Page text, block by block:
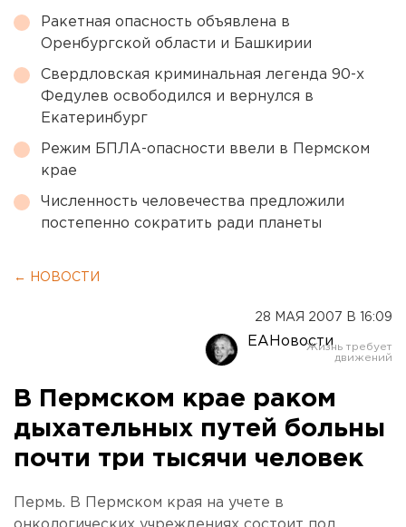
Ракетная опасность объявлена в
Оренбургской области и Башкирии
Свердловская криминальная легенда 90-х
Федулев освободился и вернулся в
Екатеринбург
Режим БПЛА-опасности ввели в Пермском
крае
Численность человечества предложили
постепенно сократить ради планеты
← НОВОСТИ
28 МАЯ 2007 В 16:09
ЕАНовости
В Пермском крае раком
дыхательных путей больны
почти три тысячи человек
Пермь. В Пермском края на учете в